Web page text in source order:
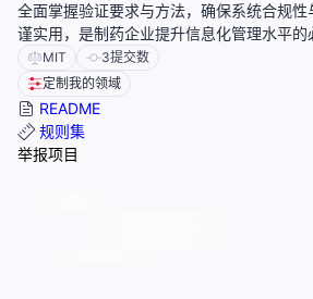
全面掌握验证要求与方法，确保系统合规
谨实用，是制药企业提升信息化管理水平的
MIT 3提交数
定制我的领域
README
规则集
举报项目